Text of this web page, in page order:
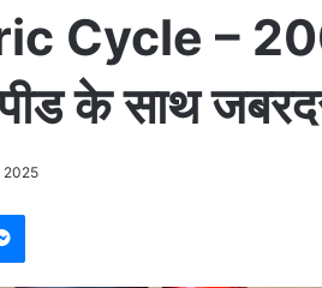
Cycle –
के साथ
2025
Messenger